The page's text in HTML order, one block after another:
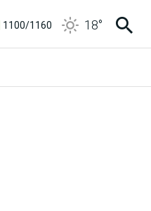
1100/1160
18°